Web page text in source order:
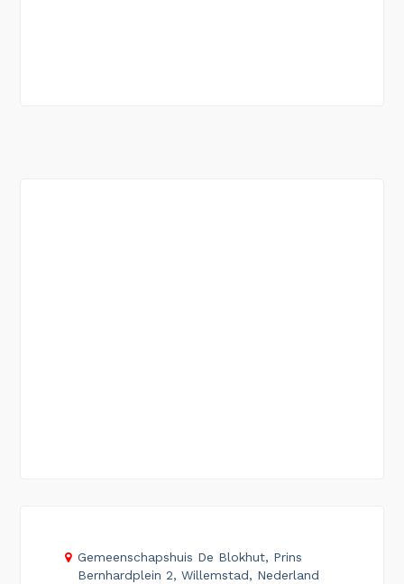
Gemeenschapshuis De Blokhut, Prins
Bernhardplein 2, Willemstad, Nederland